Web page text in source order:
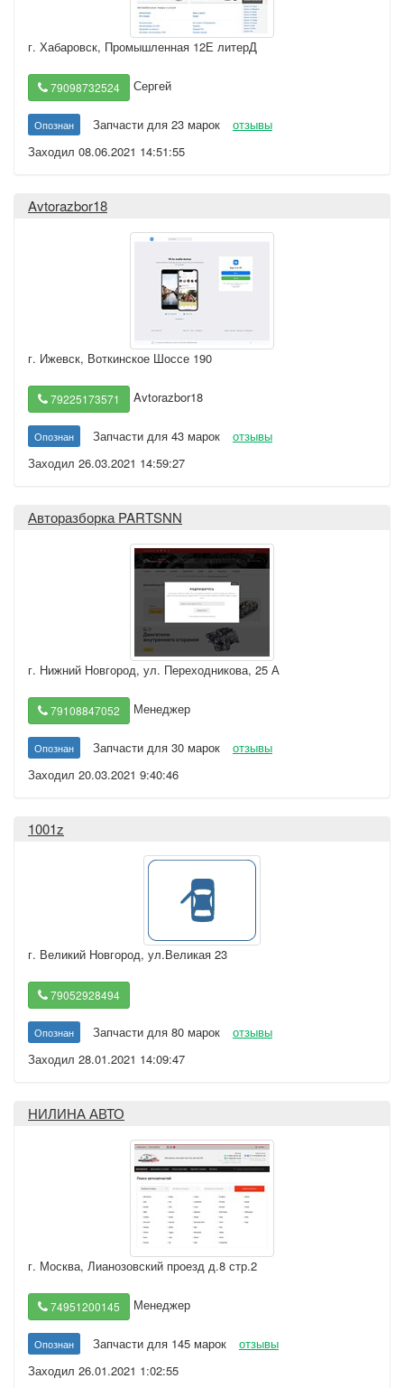
г. Хабаровск, Промышленная 12Е литерД
79098732524 Сергей
Опознан Запчасти для 23 марок
отзывы
Заходил 08.06.2021 14:51:55
Avtorazbor18
г. Ижевск, Воткинское Шоссе 190
79225173571 Avtorazbor18
Опознан Запчасти для 43 марок
отзывы
Заходил 26.03.2021 14:59:27
Авторазборка PARTSNN
г. Нижний Новгород, ул. Переходникова, 25 А
79108847052 Менеджер
Опознан Запчасти для 30 марок
отзывы
Заходил 20.03.2021 9:40:46
1001z
г. Великий Новгород, ул.Великая 23
79052928494
Опознан Запчасти для 80 марок
отзывы
Заходил 28.01.2021 14:09:47
НИЛИНА АВТО
г. Москва, Лианозовский проезд д.8 стр.2
74951200145 Менеджер
Опознан Запчасти для 145 марок
отзывы
Заходил 26.01.2021 1:02:55